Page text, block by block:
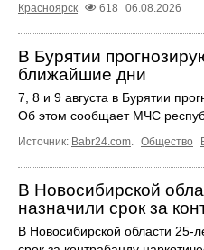
Красноярск
618 06.08.2026
В Бурятии
ближайшие дни
7, 8 и 9 августа в Бурятии
Об этом сообщает МЧС
Источник: Babr24.com. Общество
В Новосибирской
назначили срок за
В Новосибирской области 25-